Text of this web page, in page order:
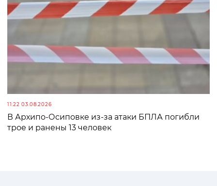
11:22 03.08.2026
В Архипо-Осиповке из-за атаки БПЛА погибли
трое и ранены 13 человек